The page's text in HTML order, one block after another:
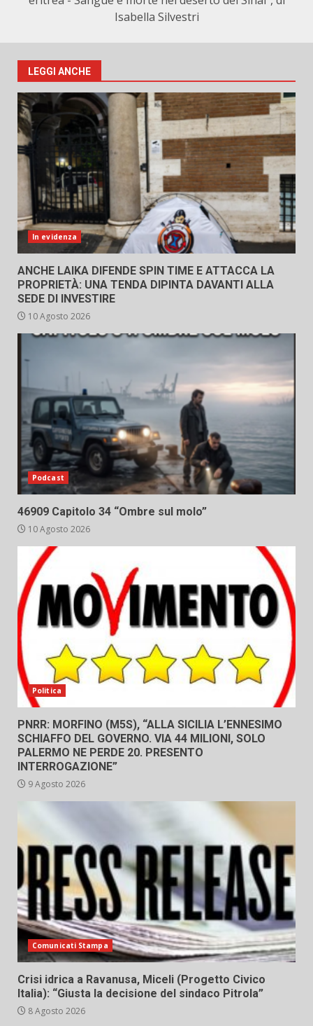
Isabella Silvestri
LEGGI ANCHE
In evidenza
ANCHE LAIKA DIFENDE SPIN TIME E ATTACCA LA
PROPRIETÀ: UNA TENDA DIPINTA DAVANTI ALLA
SEDE DI INVESTIRE
10 Agosto 2026
Podcast
46909 Capitolo 34 “Ombre sul molo”
10 Agosto 2026
Politica
PNRR: MORFINO (M5S), “ALLA SICILIA L’ENNESIMO
SCHIAFFO DEL GOVERNO. VIA 44 MILIONI, SOLO
PALERMO NE PERDE 20. PRESENTO
INTERROGAZIONE”
9 Agosto 2026
Comunicati Stampa
Crisi idrica a Ravanusa, Miceli (Progetto Civico
Italia): “Giusta la decisione del sindaco Pitrola”
8 Agosto 2026